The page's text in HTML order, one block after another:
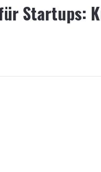
Startups: